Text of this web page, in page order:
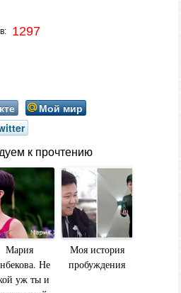
1297
Мой мир
к прочтению
Мария
Не
уж ты и
Моя история
пробуждения